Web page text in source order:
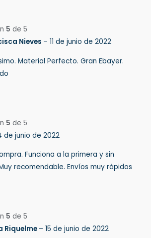
5 de 5
Nieves – 11 de junio de 2022
Material Perfecto. Gran Ebayer.
5 de 5
de junio de 2022
Funciona a la primera y sin
recomendable. Envíos muy rápidos
5 de 5
Riquelme – 15 de junio de 2022